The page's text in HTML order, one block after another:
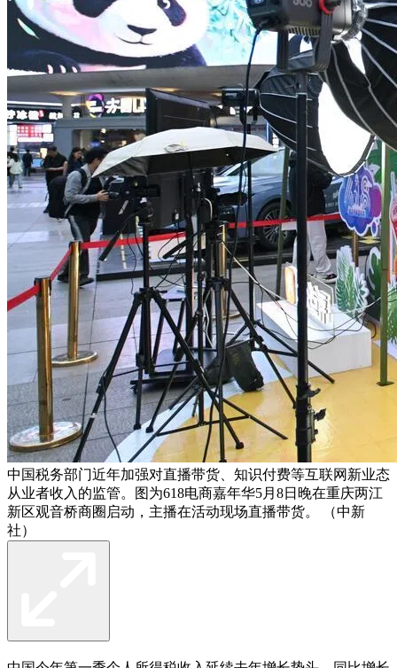
中国税务部门近年加强对直播带货、知识付费等互联网新业态
从业者收入的监管。图为618电商嘉年华5月8日晚在重庆两江
新区观音桥商圈启动，主播在活动现场直播带货。 （中新
社）